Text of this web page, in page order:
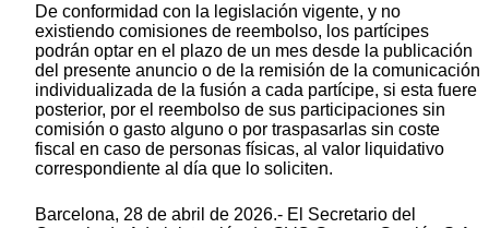
De conformidad con la legislación vigente, y no
existiendo comisiones de reembolso, los partícipes
podrán optar en el plazo de un mes desde la publicación
del presente anuncio o de la remisión de la comunicación
individualizada de la fusión a cada partícipe, si esta fuere
posterior, por el reembolso de sus participaciones sin
comisión o gasto alguno o por traspasarlas sin coste
fiscal en caso de personas físicas, al valor liquidativo
correspondiente al día que lo soliciten.
Barcelona, 28 de abril de 2026.- El Secretario del